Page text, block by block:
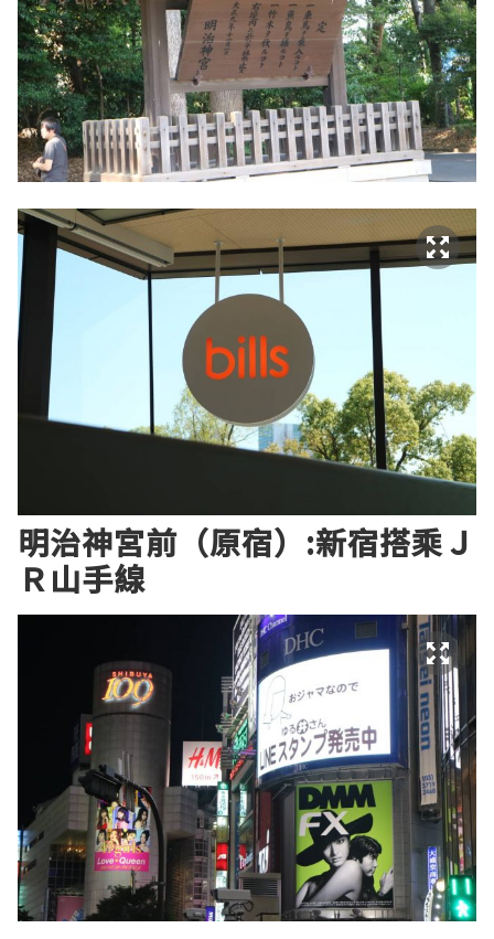
明治神宮前（原宿）:新宿搭乘Ｊ
Ｒ山手線